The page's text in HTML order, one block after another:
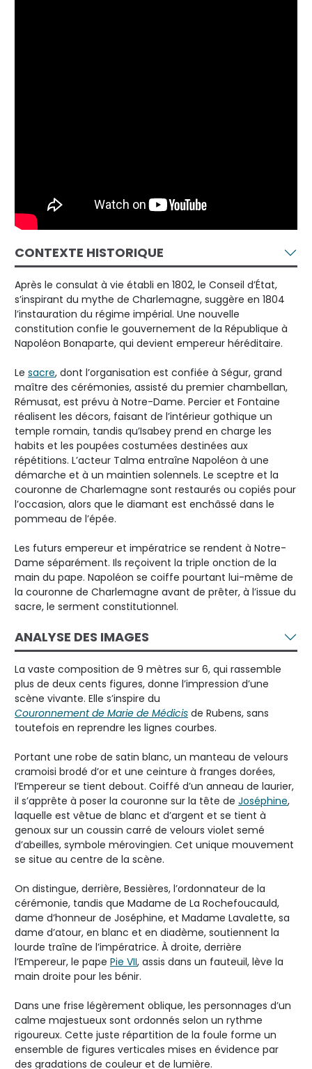
CONTEXTE HISTORIQUE
Après le consulat à vie établi en 1802, le Conseil d’État,
s’inspirant du mythe de Charlemagne, suggère en 1804
l’instauration du régime impérial. Une nouvelle
constitution confie le gouvernement de la République à
Napoléon Bonaparte, qui devient empereur héréditaire.
Le sacre, dont l’organisation est confiée à Ségur, grand
maître des cérémonies, assisté du premier chambellan,
Rémusat, est prévu à Notre-Dame. Percier et Fontaine
réalisent les décors, faisant de l’intérieur gothique un
temple romain, tandis qu’Isabey prend en charge les
habits et les poupées costumées destinées aux
répétitions. L’acteur Talma entraîne Napoléon à une
démarche et à un maintien solennels. Le sceptre et la
couronne de Charlemagne sont restaurés ou copiés pour
l’occasion, alors que le diamant est enchâssé dans le
pommeau de l’épée.
Les futurs empereur et impératrice se rendent à Notre-
Dame séparément. Ils reçoivent la triple onction de la
main du pape. Napoléon se coiffe pourtant lui-même de
la couronne de Charlemagne avant de prêter, à l’issue du
sacre, le serment constitutionnel.
ANALYSE DES IMAGES
La vaste composition de 9 mètres sur 6, qui rassemble
plus de deux cents figures, donne l’impression d’une
scène vivante. Elle s’inspire du
Couronnement de Marie de Médicis de Rubens, sans
toutefois en reprendre les lignes courbes.
Portant une robe de satin blanc, un manteau de velours
cramoisi brodé d’or et une ceinture à franges dorées,
l’Empereur se tient debout. Coiffé d’un anneau de laurier,
il s’apprête à poser la couronne sur la tête de Joséphine,
laquelle est vêtue de blanc et d’argent et se tient à
genoux sur un coussin carré de velours violet semé
d’abeilles, symbole mérovingien. Cet unique mouvement
se situe au centre de la scène.
On distingue, derrière, Bessières, l’ordonnateur de la
cérémonie, tandis que Madame de La Rochefoucauld,
dame d’honneur de Joséphine, et Madame Lavalette, sa
dame d’atour, en blanc et en diadème, soutiennent la
lourde traîne de l’impératrice. À droite, derrière
l’Empereur, le pape Pie VII, assis dans un fauteuil, lève la
main droite pour les bénir.
Dans une frise légèrement oblique, les personnages d’un
calme majestueux sont ordonnés selon un rythme
rigoureux. Cette juste répartition de la foule forme un
ensemble de figures verticales mises en évidence par
des gradations de couleur et de lumière.